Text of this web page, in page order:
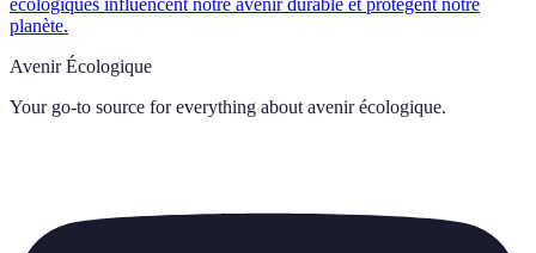
écologiques influencent notre avenir durable et protègent notre
planète.
Avenir Écologique
Your go-to source for everything about avenir écologique.